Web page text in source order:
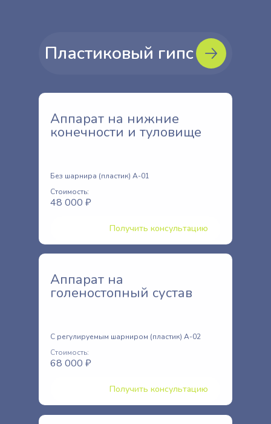
Пластиковый гипс
Без шарнира (пластик) A-01
Аппарат на нижние
конечности и туловище
48 000 ₽
Стоимость:
Получить консультацию
C регулируемым шарниром (пластик) A-02
Аппарат на
голеностопный сустав
68 000 ₽
Стоимость:
Получить консультацию